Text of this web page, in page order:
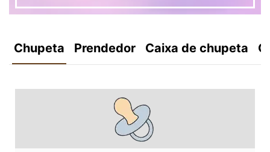
Chupeta Prendedor Caixa de chupeta